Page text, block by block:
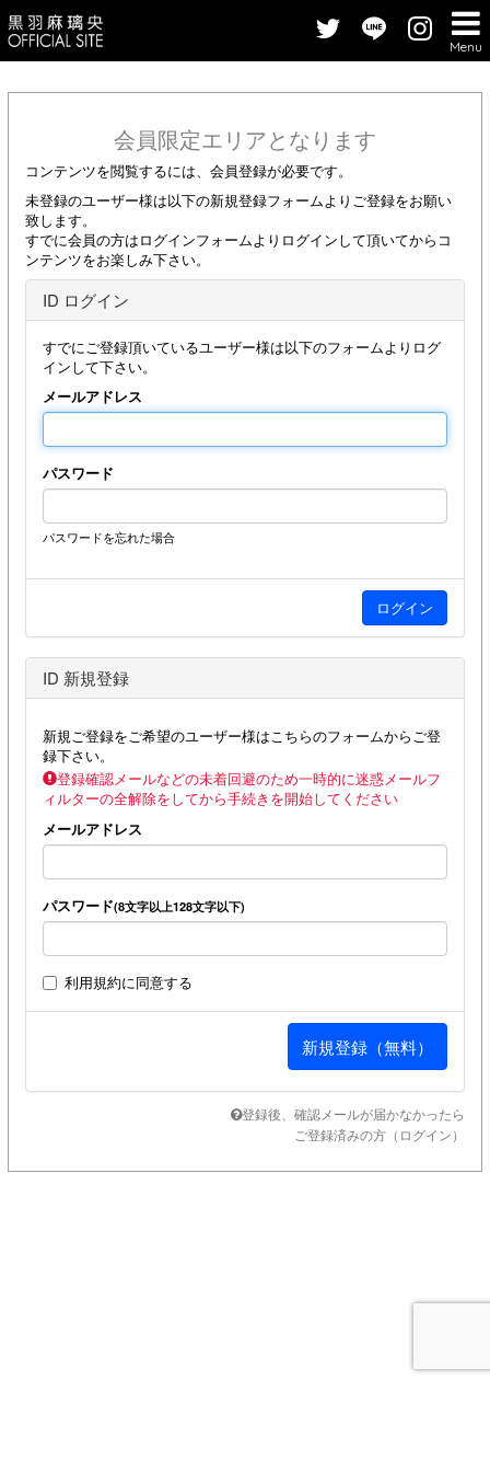
Menu
会員限定エリアとなります
コンテンツを閲覧するには、会員登録が必要です。
未登録のユーザー様は以下の新規登録フォームよりご登録をお願い
致します。
すでに会員の方はログインフォームよりログインして頂いてからコ
ンテンツをお楽しみ下さい。
ID ログイン
すでにご登録頂いているユーザー様は以下のフォームよりログ
インして下さい。
メールアドレス
パスワード
パスワードを忘れた場合
ID 新規登録
新規ご登録をご希望のユーザー様はこちらのフォームからご登
録下さい。
登録確認メールなどの未着回避のため一時的に迷惑メールフ
ィルターの全解除をしてから手続きを開始してください
メールアドレス
パスワード(8文字以上128文字以下)
利用規約に同意する
登録後、確認メールが届かなかったら
ご登録済みの方（ログイン）